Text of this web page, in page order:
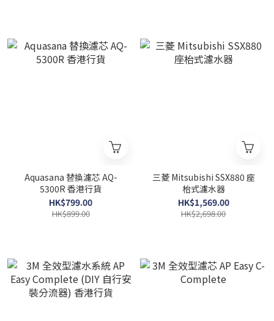
Aquasana 替換濾芯 AQ-
5300R 香港行貨
HK$799.00
HK$899.00
三菱 Mitsubishi SSX880 座
枱式濾水器
HK$1,569.00
HK$2,698.00